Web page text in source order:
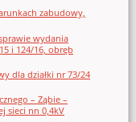
zabudowy,
wydania
i 124/16, obręb
dla działki nr 73/24
– Ząbie –
sieci nn 0,4kV